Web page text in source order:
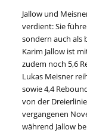
Jallow und
verdient: Sie
sondern auch als
Karim Jallow ist
zudem noch 5,6
Lukas Meisner
sowie 4,4
von der
vergangenen
während Jallow